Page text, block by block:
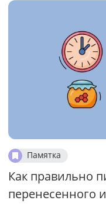
Памятка
Как правильно
перенесенного